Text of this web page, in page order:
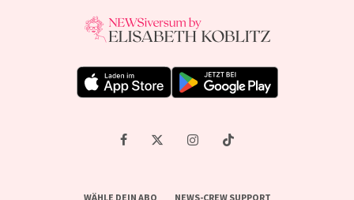
WÄHLE DEIN ABO NEWS-CREW SUPPORT